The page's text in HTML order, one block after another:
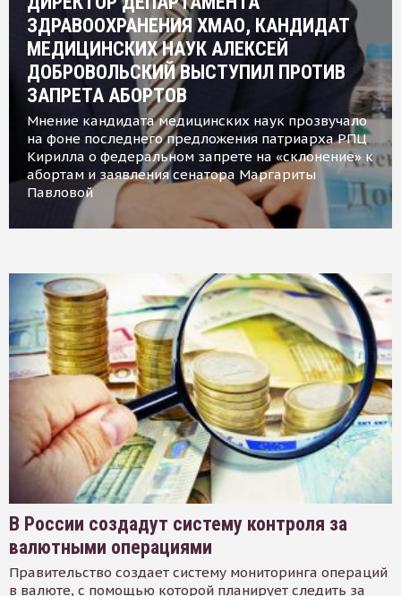
ЗДРАВООХРАНЕНИЯ ХМАО, КАНДИДАТ
МЕДИЦИНСКИХ НАУК АЛЕКСЕЙ
ДОБРОВОЛЬСКИЙ ВЫСТУПИЛ ПРОТИВ
ЗАПРЕТА АБОРТОВ
Мнение кандидата медицинских наук прозвучало
на фоне последнего предложения патриарха РПЦ
Кирилла о федеральном запрете на «склонение» к
абортам и заявления сенатора Маргариты
Павловой
В России создадут систему контроля за
валютными операциями
Правительство создает систему мониторинга операций
в валюте, с помощью которой планирует следить за